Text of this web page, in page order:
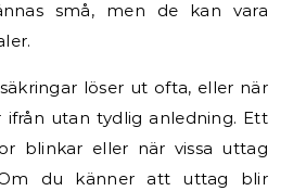
små, men de kan vara
löser ut ofta, eller när
ifrån utan tydlig anledning. Ett
blinkar eller när vissa uttag
Om du känner att uttag blir